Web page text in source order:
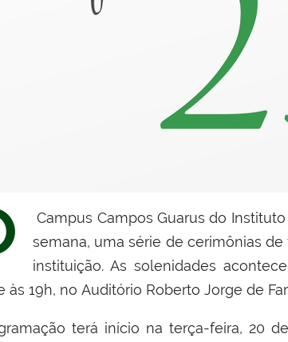
Campus Campos Guarus do
semana, uma série de cerimônias
instituição. As solenidades
às 19h, no Auditório Roberto Jorge de
terá início na terça-feira, 20